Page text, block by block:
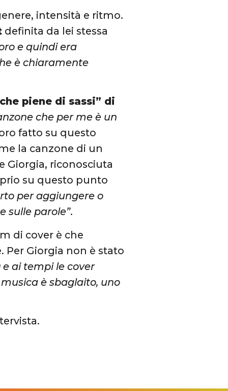
intensità e ritmo.
definita da lei stessa
e quindi era
è chiaramente
piene di sassi” di
che per me è un
fatto su questo
la canzone di un
Giorgia, riconosciuta
su questo punto
per aggiungere o
sulle parole”.
di cover è che
Per Giorgia non è stato
e ai tempi le cover
è sbaglaito, uno